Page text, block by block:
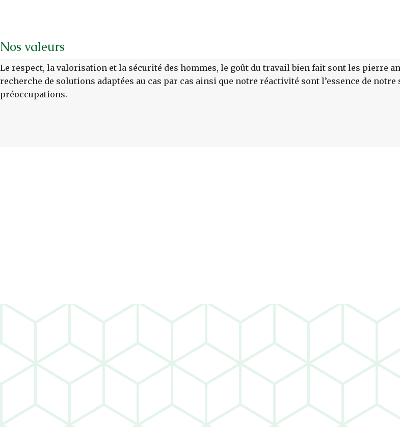
Nos valeurs
Le respect, la valorisation et la sécurité des hommes, le goût du travail bien fait sont les pierre
recherche de solutions adaptées au cas par cas ainsi que notre réactivité sont l’essence de
préoccupations.